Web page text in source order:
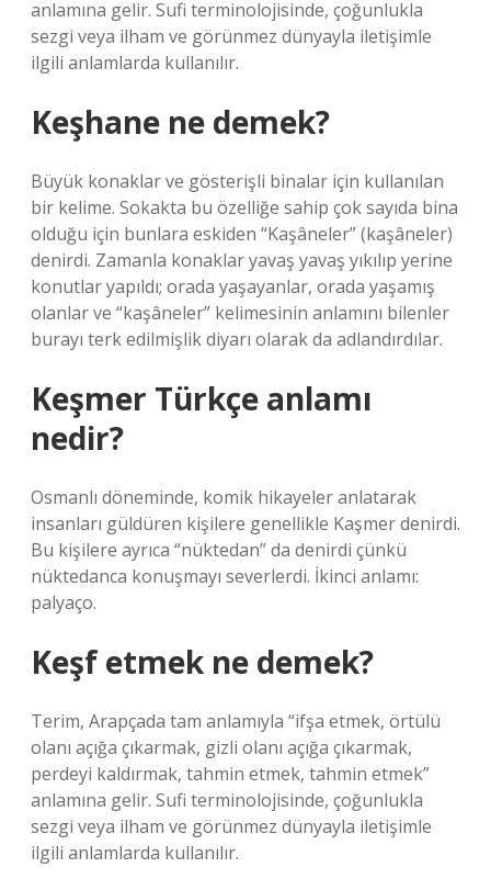
anlamına gelir. Sufi terminolojisinde, çoğunlukla
sezgi veya ilham ve görünmez dünyayla iletişimle
ilgili anlamlarda kullanılır.
Keşhane ne demek?
Büyük konaklar ve gösterişli binalar için kullanılan
bir kelime. Sokakta bu özelliğe sahip çok sayıda bina
olduğu için bunlara eskiden “Kaşâneler” (kaşâneler)
denirdi. Zamanla konaklar yavaş yavaş yıkılıp yerine
konutlar yapıldı; orada yaşayanlar, orada yaşamış
olanlar ve “kaşâneler” kelimesinin anlamını bilenler
burayı terk edilmişlik diyarı olarak da adlandırdılar.
Keşmer Türkçe anlamı
nedir?
Osmanlı döneminde, komik hikayeler anlatarak
insanları güldüren kişilere genellikle Kaşmer denirdi.
Bu kişilere ayrıca “nüktedan” da denirdi çünkü
nüktedanca konuşmayı severlerdi. İkinci anlamı:
palyaço.
Keşf etmek ne demek?
Terim, Arapçada tam anlamıyla “ifşa etmek, örtülü
olanı açığa çıkarmak, gizli olanı açığa çıkarmak,
perdeyi kaldırmak, tahmin etmek, tahmin etmek”
anlamına gelir. Sufi terminolojisinde, çoğunlukla
sezgi veya ilham ve görünmez dünyayla iletişimle
ilgili anlamlarda kullanılır.